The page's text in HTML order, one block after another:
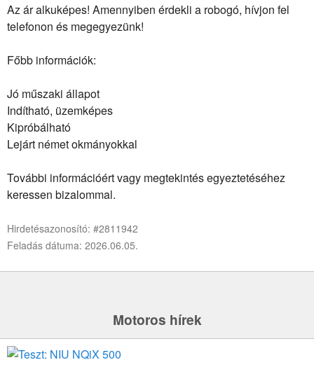
Az ár alkuképes! Amennyiben érdekli a robogó, hívjon fel
telefonon és megegyezünk!
Főbb információk:
Jó műszaki állapot
Indítható, üzemképes
Kipróbálható
Lejárt német okmányokkal
További információért vagy megtekintés egyeztetéséhez
keressen bizalommal.
Hirdetésazonosító: #2811942
Feladás dátuma: 2026.06.05.
Motoros hírek